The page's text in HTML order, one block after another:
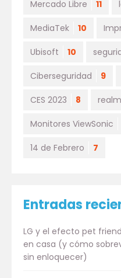
Mercado Libre 11
MediaTek 10
Ubisoft 10
Ciberseguridad 9
CES 2023 8
Monitores ViewSonic
14 de Febrero 7
Entradas
LG y el efecto pet
en casa (y cómo
sin enloquecer)